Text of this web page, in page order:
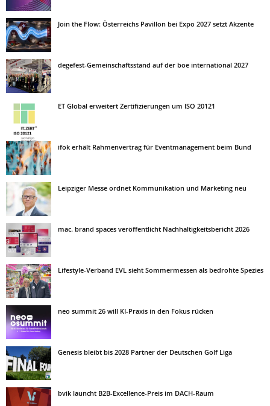
Join the Flow: Österreichs Pavillon bei Expo 2027 setzt Akzente
degefest-Gemeinschaftsstand auf der boe international 2027
ET Global erweitert Zertifizierungen um ISO 20121
ifok erhält Rahmenvertrag für Eventmanagement beim Bund
Leipziger Messe ordnet Kommunikation und Marketing neu
mac. brand spaces veröffentlicht Nachhaltigkeitsbericht 2026
Lifestyle-Verband EVL sieht Sommermessen als bedrohte Spezies
neo summit 26 will KI-Praxis in den Fokus rücken
Genesis bleibt bis 2028 Partner der Deutschen Golf Liga
bvik launcht B2B-Excellence-Preis im DACH-Raum